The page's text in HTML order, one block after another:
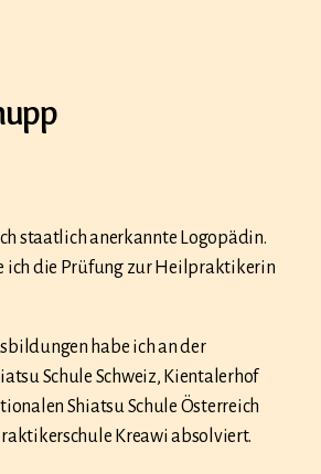
staatlich anerkannte Logopädin.
ich die Prüfung zur Heilpraktikerin
habe ich an der
Schule Schweiz, Kientalerhof
Shiatsu Schule Österreich
Kreawi absolviert.